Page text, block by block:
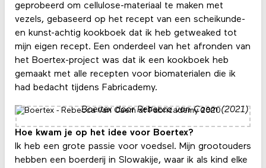
geprobeerd om cellulose-materiaal te maken met
vezels, gebaseerd op het recept van een scheikunde-
en kunst-achtig kookboek dat ik heb getweaked tot
mijn eigen recept. Een onderdeel van het afronden van
het Boertex-project was dat ik een kookboek heb
gemaakt met alle recepten voor biomaterialen die ik
had bedacht tijdens Fabricademy.
Boertex door Rebecca van Caem (2021)
Hoe kwam je op het idee voor Boertex?
Ik heb een grote passie voor voedsel. Mijn grootouders
hebben een boerderij in Slowakije, waar ik als kind elke